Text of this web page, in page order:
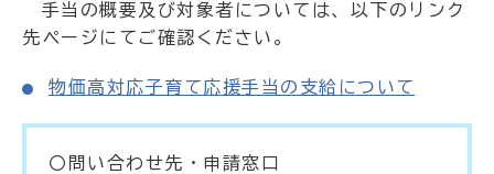
手当の概要及び対象者については、以下のリンク
先ページにてご確認ください。
物価高対応子育て応援手当の支給について
〇問い合わせ先・申請窓口